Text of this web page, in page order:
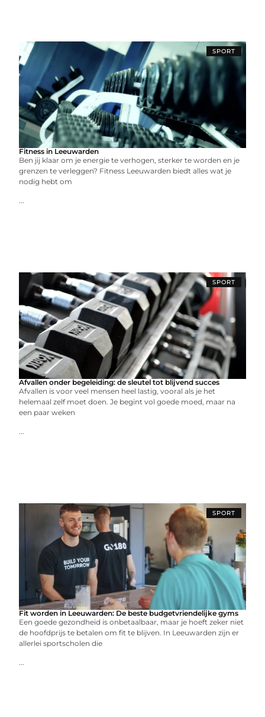
SPORT
Fitness in Leeuwarden
Ben jij klaar om je energie te verhogen, sterker te worden en je
grenzen te verleggen? Fitness Leeuwarden biedt alles wat je
nodig hebt om
...
SPORT
Afvallen onder begeleiding: de sleutel tot blijvend succes
Afvallen is voor veel mensen heel lastig, vooral als je het
helemaal zelf moet doen. Je begint vol goede moed, maar na
een paar weken
...
SPORT
Fit worden in Leeuwarden: De beste budgetvriendelijke gyms
Een goede gezondheid is onbetaalbaar, maar je hoeft zeker niet
de hoofdprijs te betalen om fit te blijven. In Leeuwarden zijn er
allerlei sportscholen die
...